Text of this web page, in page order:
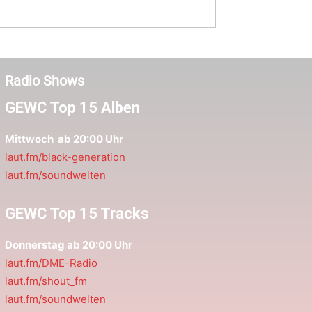
Radio Shows
GEWC Top 15 Alben
Mittwoch ab 20:00 Uhr
laut.fm/black-generation
laut.fm/soundwelten
GEWC Top 15 Tracks
Donnerstag ab 20:00 Uhr
laut.fm/DME-Radio
laut.fm/shout_fm
laut.fm/soundwelten